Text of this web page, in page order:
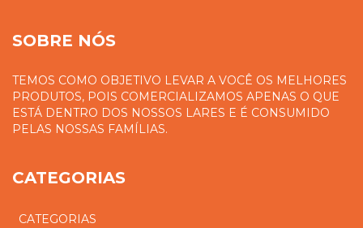
SOBRE NÓS
TEMOS COMO OBJETIVO LEVAR A VOCÊ OS MELHORES
PRODUTOS, POIS COMERCIALIZAMOS APENAS O QUE
ESTÁ DENTRO DOS NOSSOS LARES E É CONSUMIDO
PELAS NOSSAS FAMÍLIAS.
CATEGORIAS
CATEGORIAS